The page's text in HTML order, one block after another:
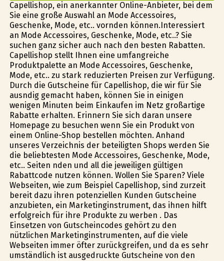
Capellishop, ein anerkannter Online-Anbieter, bei dem
Sie eine große Auswahl an Mode Accessoires,
Geschenke, Mode, etc.. vorfinden können.Interessiert
an Mode Accessoires, Geschenke, Mode, etc..? Sie
suchen ganz sicher auch nach den besten Rabatten.
Capellishop stellt Ihnen eine umfangreiche
Produktpalette an Mode Accessoires, Geschenke,
Mode, etc.. zu stark reduzierten Preisen zur Verfügung.
Durch die Gutscheine für Capellishop, die wir für Sie
ausfindig gemacht haben, können Sie in einigen
wenigen Minuten beim Einkaufen im Netz großartige
Rabatte erhalten. Erinnern Sie sich daran unsere
Homepage zu besuchen wenn Sie ein Produkt von
einem Online-Shop bestellen möchten. Anhand
unseres Verzeichnis der beteiligten Shops werden Sie
die beliebtesten Mode Accessoires, Geschenke, Mode,
etc.. Seiten finden und all die jeweiligen gültigen
Rabattcode nutzen können. Wollen Sie Sparen? Viele
Webseiten, wie zum Beispiel Capellishop, sind zurzeit
bereit dazu ihren potenziellen Kunden Gutscheine
anzubieten, ein Marketinginstrument, das ihnen hilft
erfolgreich für ihre Produkte zu werben . Das
Einsetzen von Gutscheincodes gehört zu den
nützlichen Marketinginstrumenten, auf die viele
Webseiten immer öfter zurückgreifen, und da es sehr
umständlich ist ausgedruckte Gutscheine von den